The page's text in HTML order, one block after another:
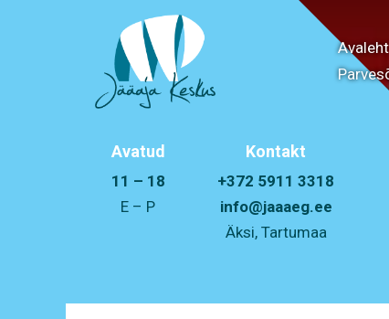
Avaleht
Avatud
11 – 18
E – P
Kontakt
+372 5911 3318
info@jaaaeg.ee
Äksi, Tartumaa